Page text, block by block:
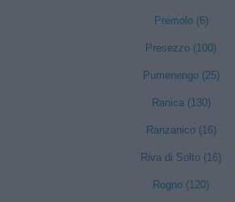
Premolo (6)
Presezzo (100)
Pumenengo (25)
Ranica (130)
Ranzanico (16)
Riva di Solto (16)
Rogno (120)